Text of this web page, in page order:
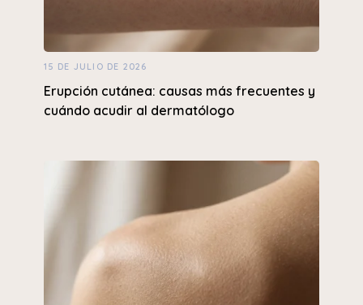
15 DE JULIO DE 2026
Erupción cutánea: causas más frecuentes y
cuándo acudir al dermatólogo